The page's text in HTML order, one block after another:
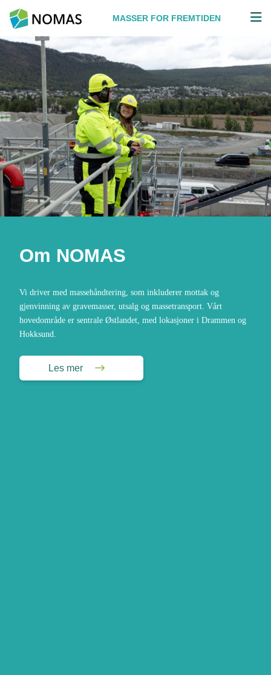
Hopp til innhold
MASSER FOR FREMTIDEN
Om NOMAS
Vi driver med massehåndtering, som inkluderer mottak og
gjenvinning av gravemasser, utsalg og massetransport. Vårt
hovedområde er sentrale Østlandet, med lokasjoner i Drammen og
Hokksund.
Les mer